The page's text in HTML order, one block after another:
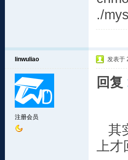
./
linwuliao
注册会员
发表于
回复
其
上才